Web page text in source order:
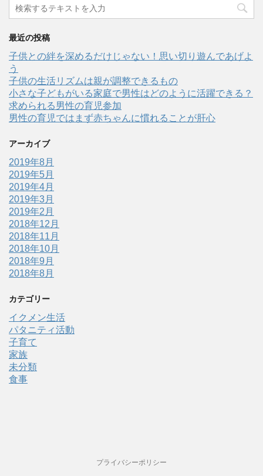
最近の投稿
子供との絆を深めるだけじゃない！思い切り遊んであげよ
う
子供の生活リズムは親が調整できるもの
小さな子どもがいる家庭で男性はどのように活躍できる？
求められる男性の育児参加
男性の育児ではまず赤ちゃんに慣れることが肝心
アーカイブ
2019年8月
2019年5月
2019年4月
2019年3月
2019年2月
2018年12月
2018年11月
2018年10月
2018年9月
2018年8月
カテゴリー
イクメン生活
パタニティ活動
子育て
家族
未分類
食事
プライバシーポリシー